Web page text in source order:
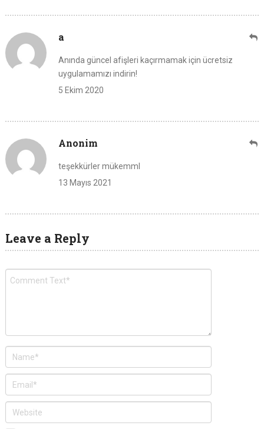
a
Anında güncel afişleri kaçırmamak için ücretsiz
uygulamamızı indirin!
5 Ekim 2020
Anonim
teşekkürler mükemml
13 Mayıs 2021
Leave a Reply